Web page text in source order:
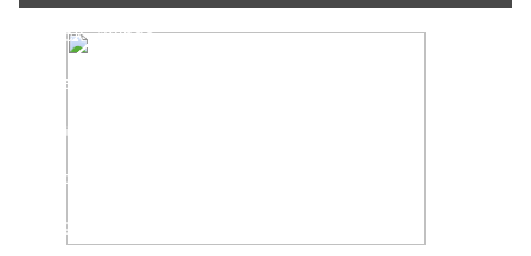
onclick="windo
w.open(this.hre
f, 'Gwindow',
'width=550,
height=450,